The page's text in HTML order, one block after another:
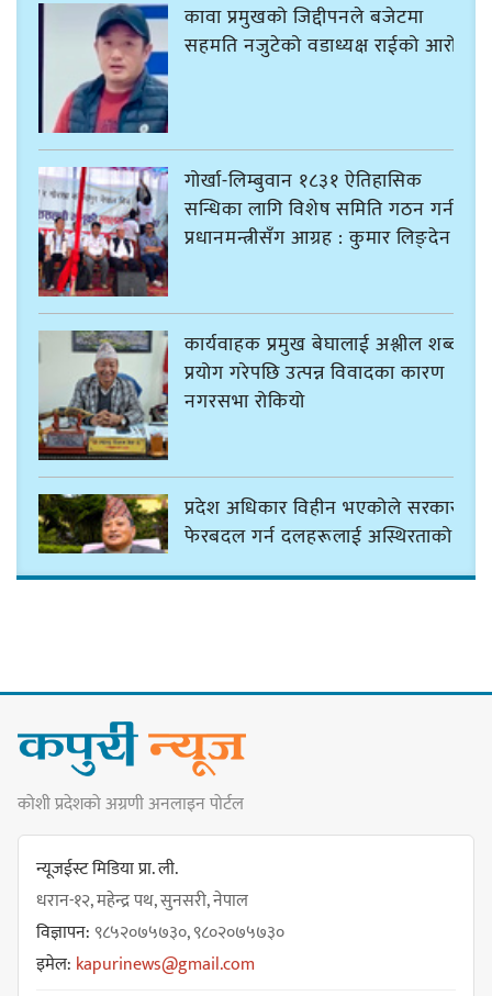
कावा प्रमुखको जिद्दीपनले बजेटमा
सहमति नजुटेको वडाध्यक्ष राईको आरोप
गोर्खा-लिम्बुवान १८३१ ऐतिहासिक
सन्धिका लागि विशेष समिति गठन गर्न
प्रधानमन्त्रीसँग आग्रह : कुमार लिङ्देन
कार्यवाहक प्रमुख बेघालाई अश्लील शब्द
प्रयोग गरेपछि उत्पन्न विवादका कारण
नगरसभा रोकियो
प्रदेश अधिकार विहीन भएकोले सरकार
फेरबदल गर्न दलहरूलाई अस्थिरताको
कार्यसम्पादनमा पहिलो
धरान उपमहानगरपालिकाको नगरसभा
चुल्हो निभ्दा ब्युँझन सक्ने आक्रोश
कोशी प्रदेशको अग्रणी अनलाइन पोर्टल
न्यूजईस्ट मिडिया प्रा. ली.
धरान-१२, महेन्द्र पथ, सुनसरी, नेपाल
विज्ञापन:९८५२०७५७३०, ९८०२०७५७३०
इमेल: kapurinews@gmail.com